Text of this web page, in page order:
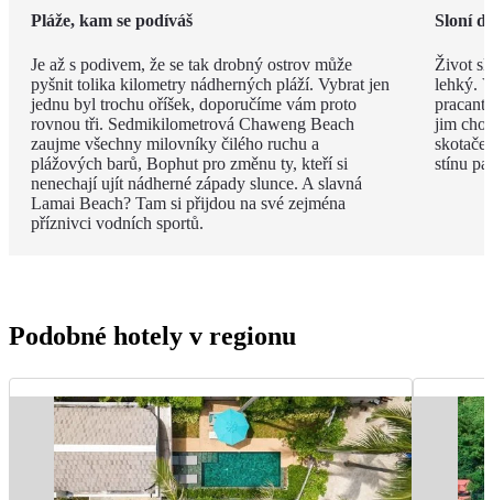
Pláže, kam se podíváš
Je až s podivem, že se tak drobný ostrov může
pyšnit tolika kilometry nádherných pláží. Vybrat jen
jednu byl trochu oříšek, doporučíme vám proto
rovnou tři. Sedmikilometrová Chaweng Beach
zaujme všechny milovníky čilého ruchu a
plážových barů, Bophut pro změnu ty, kteří si
nenechají ujít nádherné západy slunce. A slavná
Lamai Beach? Tam si přijdou na své zejména
příznivci vodních sportů.
Sloní
Život
lehký.
jim
stínu
Podobné hotely v regionu